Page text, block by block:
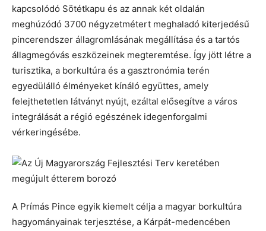
kapcsolódó Sötétkapu és az annak két oldalán
meghúzódó 3700 négyzetmétert meghaladó kiterjedésű
pincerendszer állagromlásának megállítása és a tartós
állagmegóvás eszközeinek megteremtése. Így jött létre a
turisztika, a borkultúra és a gasztronómia terén
egyedülálló élményeket kínáló együttes, amely
felejthetetlen látványt nyújt, ezáltal elősegítve a város
integrálását a régió egészének idegenforgalmi
vérkeringésébe.
A Prímás Pince egyik kiemelt célja a magyar borkultúra
hagyományainak terjesztése, a Kárpát-medencében